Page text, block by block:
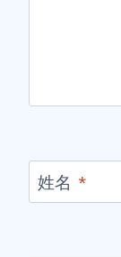
姓名 *